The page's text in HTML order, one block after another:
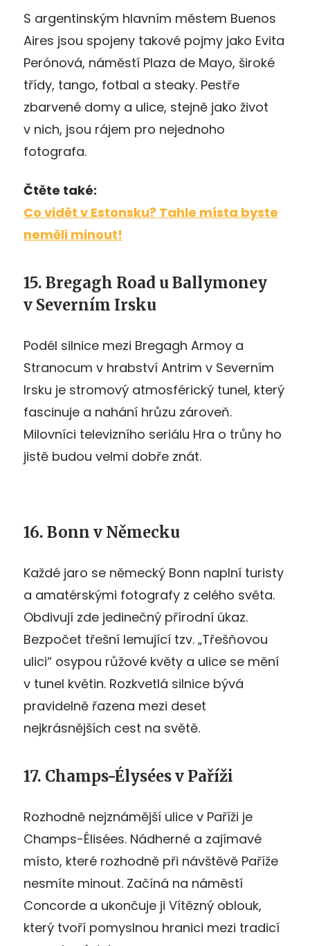
S argentinským hlavním městem Buenos
Aires jsou spojeny takové pojmy jako Evita
Perónová, náměstí Plaza de Mayo, široké
třídy, tango, fotbal a steaky. Pestře
zbarvené domy a ulice, stejně jako život
v nich, jsou rájem pro nejednoho
fotografa.
Čtěte také:
Co vidět v Estonsku? Tahle místa byste
neměli minout!
15. Bregagh Road u Ballymoney
v Severním Irsku
Podél silnice mezi Bregagh Armoy a
Stranocum v hrabství Antrim v Severním
Irsku je stromový atmosférický tunel, který
fascinuje a nahání hrůzu zároveň.
Milovníci televizního seriálu Hra o trůny ho
jistě budou velmi dobře znát.
16. Bonn v Německu
Každé jaro se německý Bonn naplní turisty
a amatérskými fotografy z celého světa.
Obdivují zde jedinečný přírodní úkaz.
Bezpočet třešní lemující tzv. „Třešňovou
ulici“ osypou růžové květy a ulice se mění
v tunel květin. Rozkvetlá silnice bývá
pravidelně řazena mezi deset
nejkrásnějších cest na světě.
17. Champs-Élysées v Paříži
Rozhodně nejznámější ulice v Paříži je
Champs-Élisées. Nádherné a zajímavé
místo, které rozhodně při návštěvě Paříže
nesmíte minout. Začíná na náměstí
Concorde a ukončuje ji Vítězný oblouk,
který tvoří pomyslnou hranici mezi tradicí